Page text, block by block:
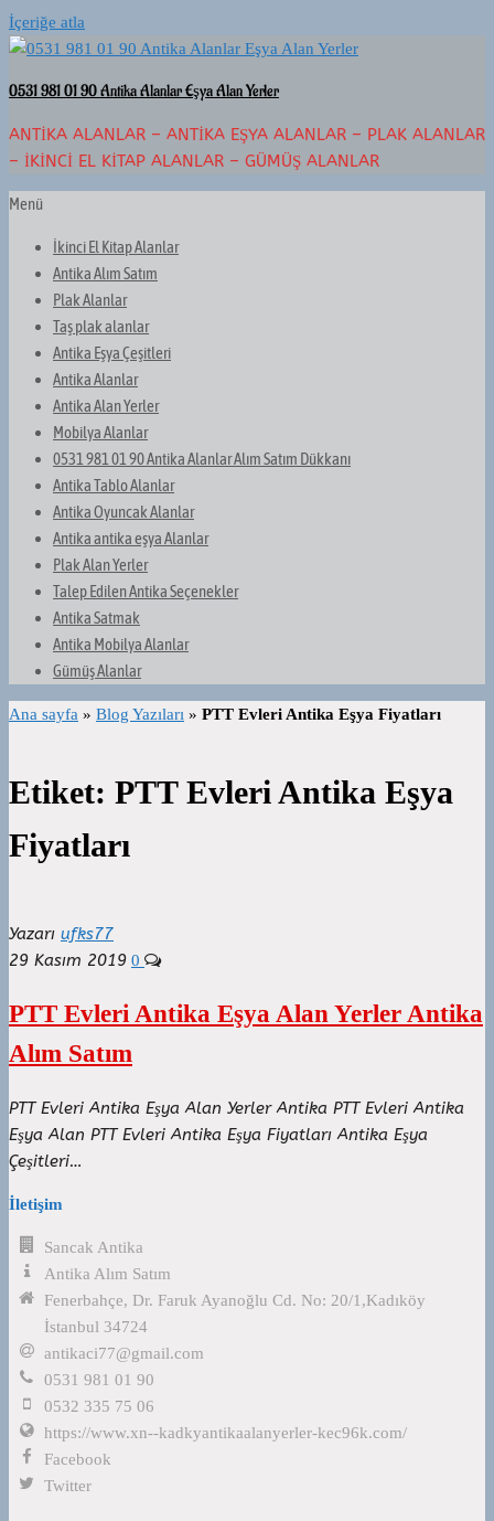
İçeriğe atla
0531 981 01 90 Antika Alanlar Eşya Alan Yerler
ANTIKA ALANLAR – ANTIKA EŞYA ALANLAR – PLAK ALANLAR
– İKINCI EL KITAP ALANLAR – GÜMÜŞ ALANLAR
Menü
İkinci El Kitap Alanlar
Antika Alım Satım
Plak Alanlar
Taş plak alanlar
Antika Eşya Çeşitleri
Antika Alanlar
Antika Alan Yerler
Mobilya Alanlar
0531 981 01 90 Antika Alanlar Alım Satım Dükkanı
Antika Tablo Alanlar
Antika Oyuncak Alanlar
Antika antika eşya Alanlar
Plak Alan Yerler
Talep Edilen Antika Seçenekler
Antika Satmak
Antika Mobilya Alanlar
Gümüş Alanlar
Ana sayfa » Blog Yazıları » PTT Evleri Antika Eşya Fiyatları
Etiket: PTT Evleri Antika Eşya
Fiyatları
Yazarı ufks77
29 Kasım 2019 0
PTT Evleri Antika Eşya Alan Yerler Antika
Alım Satım
PTT Evleri Antika Eşya Alan Yerler Antika PTT Evleri Antika
Eşya Alan PTT Evleri Antika Eşya Fiyatları Antika Eşya
Çeşitleri…
İletişim
Sancak Antika
Antika Alım Satım
Fenerbahçe, Dr. Faruk Ayanoğlu Cd. No: 20/1,Kadıköy
İstanbul 34724
antikaci77@gmail.com
0531 981 01 90
0532 335 75 06
https://www.xn--kadkyantikaalanyerler-kec96k.com/
Facebook
Twitter